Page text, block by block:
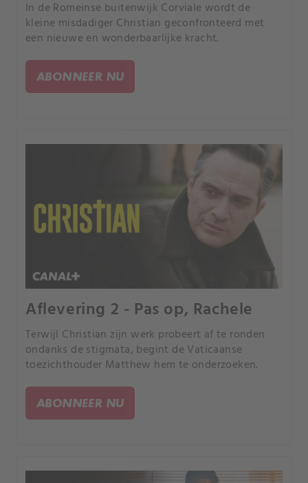
In de Romeinse buitenwijk Corviale ‎wordt de
kleine misdadiger Christian geconfronteerd met
een nieuwe en wonderbaarlijke kracht.
ABONNEER NU
Aflevering 2 - Pas op, Rachele
Terwijl Christian zijn werk probeert af te ronden
ondanks de stigmata, begint de Vaticaanse
toezichthouder Matthew hem te onderzoeken.
ABONNEER NU